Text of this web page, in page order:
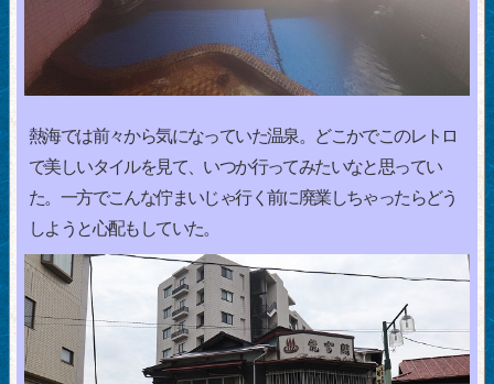
熱海では前々から気になっていた温泉。どこかでこのレトロ
で美しいタイルを見て、いつか行ってみたいなと思ってい
た。一方でこんな佇まいじゃ行く前に廃業しちゃったらどう
しようと心配もしていた。